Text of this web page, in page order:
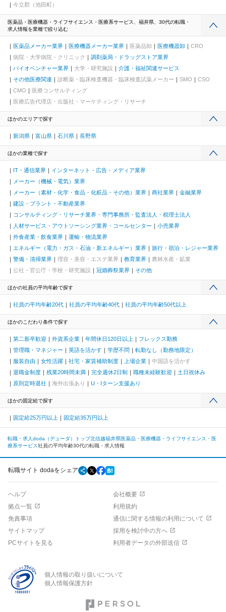
今立郡（池田町）
医薬品・医療機器・ライフサイエンス・医療系サービス、福井県、30代の転職・
求人情報を業種で絞り込む
医薬品メーカー業界 医療機器メーカー業界 医薬品卸 医療機器卸
CRO
病院・大学病院・クリニック
調剤薬局・ドラッグストア業界
バイオベンチャー業界
大学・研究施設
介護・福祉関連サービス
その他医療関連
診断薬・臨床検査機器・臨床検査試薬メーカー SMO
CSO
CMO
医療コンサルティング
医療広告代理店・出版社・マーケティング・リサーチ
ほかのエリアで探す
新潟県 富山県 石川県 長野県
ほかの業種で探す
IT・通信業界
インターネット・広告・メディア業界
メーカー（機械・電気）業界
メーカー（素材・化学・食品・化粧品・その他）業界
商社業界
金融業界
建設・プラント・不動産業界
コンサルティング・リサーチ業界・専門事務所・監査法人・税理士法人
人材サービス・アウトソーシング業界・コールセンター
小売業界
外食産業・飲食業界
運輸・物流業界
エネルギー（電力・ガス・石油・新エネルギー）業界
旅行・宿泊・レジャー業界
警備・清掃業界
理容・美容・エステ業界 教育業界
農林水産・鉱業
公社・官公庁・学校・研究施設
冠婚葬祭業界 その他
ほかの社員の平均年齢で探す
社員の平均年齢20代 社員の平均年齢40代 社員の平均年齢50代以上
ほかのこだわり条件で探す
第二新卒歓迎 外資系企業 年間休日120日以上
フレックス勤務
管理職・マネジャー
英語を活かす 学歴不問
転勤なし（勤務地限定）
服装自由
女性活躍 社宅・家賃補助制度 上場企業
中国語を活かす
退職金制度
残業20時間未満 完全週休2日制 職種未経験歓迎
土日祝休み
原則定時退社
海外出張あり U・Iターン支援あり
ほかの固定給で探す
固定給25万円以上 固定給35万円以上
転職・求人doda（デューダ）トップ北信越福井県医薬品・医療機器・ライフサイエンス・医
療系サービス社員の平均年齢30代の転職・求人情報
転職サイト dodaをシェア
ヘルプ
会社概要
拠点一覧
利用規約
免責事項
通信に関する情報の利用について
サイトマップ
採用を検討中の方へ
PCサイトを見る
利用者データの外部送信
個人情報の取り扱いについて
個人情報保護方針